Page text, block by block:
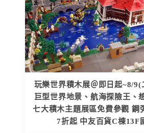
玩樂世界積木展＠即日起~8/9(
巨型世界地景、航海探險王、
七大積木主題展區免費參觀 鋼
7折起 中友百貨C棟13F